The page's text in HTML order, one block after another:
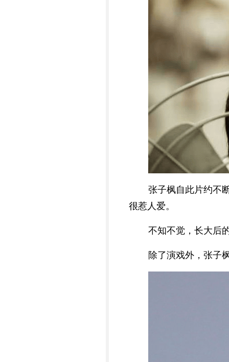
张子枫自此片约不
很惹人爱。
不知不觉，长大后
除了演戏外，张子